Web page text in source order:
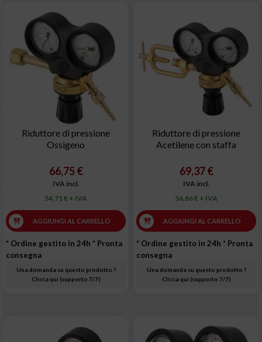
Riduttore di pressione
Ossigeno
66,75 €
IVA incl.
54,71 € + IVA
AGGIUNGI AL CARRELLO
* Ordine gestito in 24h * Pronta
consegna
Una domanda su questo prodotto ?
Clicca qui (supporto 7/7)
Riduttore di pressione
Acetilene con staffa
69,37 €
IVA incl.
56,86 € + IVA
AGGIUNGI AL CARRELLO
* Ordine gestito in 24h * Pronta
consegna
Una domanda su questo prodotto ?
Clicca qui (supporto 7/7)